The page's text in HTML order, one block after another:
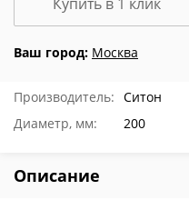
Ваш город: Москва
Производитель: Ситон
Диаметр, мм:
200
Описание